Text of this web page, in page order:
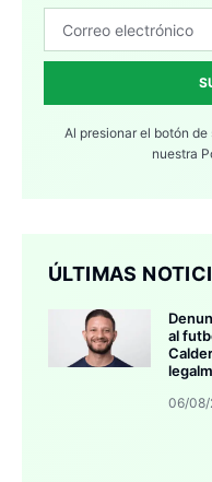
Al presionar el botón
nuestra
ÚLTIMAS
al
06/08/